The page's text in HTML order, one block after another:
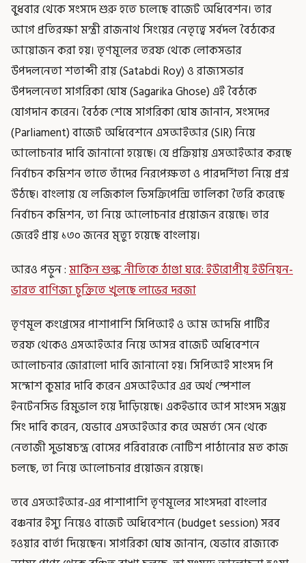
বুধবার থেকে সংসদে শুরু হতে চলেছে বাজেট অধিবেশন। তার
আগে প্রতিরক্ষা মন্ত্রী রাজনাথ সিংয়ের নেতৃত্বে সর্বদল বৈঠকের
আয়োজন করা হয়। তৃণমূলের তরফ থেকে লোকসভার
উপদলনেতা শতাব্দী রায় (Satabdi Roy) ও রাজ্যসভার
উপদলনেতা সাগরিকা ঘোষ (Sagarika Ghose) এই বৈঠকে
যোগদান করেন। বৈঠক শেষে সাগরিকা ঘোষ জানান, সংসদের
(Parliament) বাজেট অধিবেশনে এসআইআর (SIR) নিয়ে
আলোচনার দাবি জানানো হয়েছে। যে প্রক্রিয়ায় এসআইআর করছে
নির্বাচন কমিশন তাতে তাঁদের নিরপেক্ষতা ও পারদর্শিতা নিয়ে প্রশ্ন
উঠছে। বাংলায় যে লজিকাল ডিসক্রিপেন্সি তালিকা তৈরি করেছে
নির্বাচন কমিশন, তা নিয়ে আলোচনার প্রয়োজন রয়েছে। তার
জেরেই প্রায় ১৩০ জনের মৃত্যু হয়েছে বাংলায়।
আরও পড়ুন :মার্কিন শুল্ক নীতিকে ঠাণ্ডা ঘরে: ইউরোপীয় ইউনিয়ন-
ভারত বাণিজ্য চুক্তিতে খুলছে লাভের দরজা
তৃণমূল কংগ্রেসের পাশাপাশি সিপিআই ও আম আদমি পার্টির
তরফ থেকেও এসআইআর নিয়ে আসন্ন বাজেট অধিবেশনে
আলোচনার জোরালো দাবি জানানো হয়। সিপিআই সাংসদ পি
সন্দোশ কুমার দাবি করেন এসআইআর এর অর্থ স্পেশাল
ইনটেনসিভ রিমুভাল হয়ে দাঁড়িয়েছে। একইভাবে আপ সাংসদ সঞ্জয়
সিং দাবি করেন, যেভাবে এসআইআর করে অমর্ত্য সেন থেকে
নেতাজী সুভাষচন্দ্র বোসের পরিবারকে নোটিশ পাঠানোর মত কাজ
চলছে, তা নিয়ে আলোচনার প্রয়োজন রয়েছে।
তবে এসআইআর-এর পাশাপাশি তৃণমূলের সাংসদরা বাংলার
বঞ্চনার ইস্যু নিয়েও বাজেট অধিবেশনে (budget session) সরব
হওয়ার বার্তা দিয়েছেন। সাগরিকা ঘোষ জানান, যেভাবে রাজ্যকে